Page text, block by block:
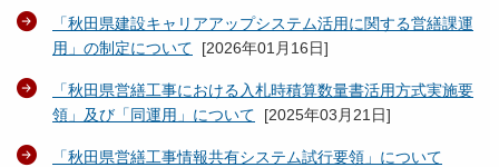
「秋田県建設キャリアアップシステム活用に関する営繕課運
用」の制定について [2026年01月16日]
「秋田県営繕工事における入札時積算数量書活用方式実施要
領」及び「同運用」について [2025年03月21日]
「秋田県営繕工事情報共有システム試行要領」について